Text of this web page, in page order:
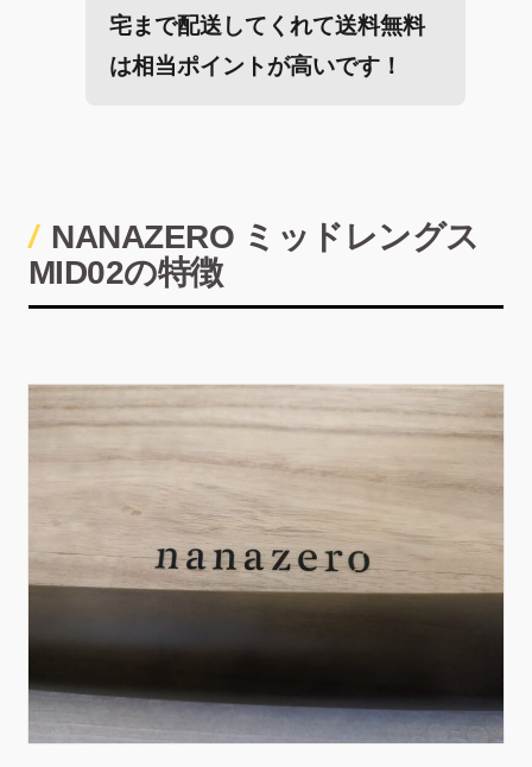
宅まで配送してくれて送料無料
は相当ポイントが高いです！
NANAZERO ミッドレングス
MID02の特徴